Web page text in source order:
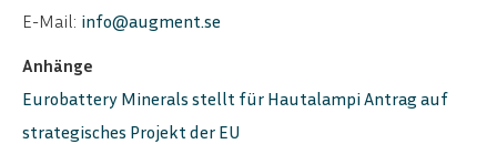
E-Mail: info@augment.se
Anhänge
Eurobattery Minerals stellt für Hautalampi Antrag auf
strategisches Projekt der EU